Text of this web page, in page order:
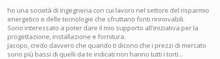
ho una società di ingegneria con cui lavoro nel settore del risparmio
energetico e delle tecnologie che sfruttano fonti rinnovabili.
Sono interessato a poter dare il mio supporto all'iniziativa per la
progettazione, installazione e fornitura.
Jacopo, credo davvero che quando ti dicono che i prezzi di mercato
sono più bassi di quelli da te indicati non hanno tutti i torti...